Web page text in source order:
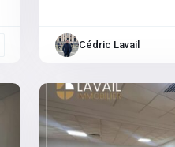
Cédric Lavail
Sidi
Ghanem,